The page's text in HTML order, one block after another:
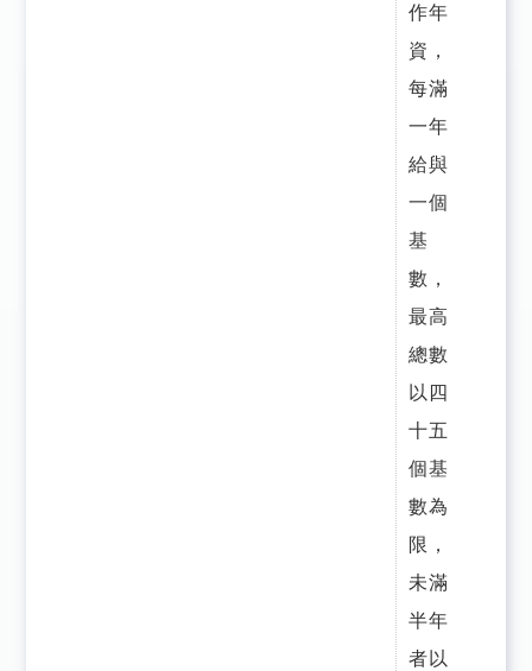
作年
資，
每滿
一年
給與
一個
基
數，
最高
總數
以四
十五
個基
數為
限，
未滿
半年
者以